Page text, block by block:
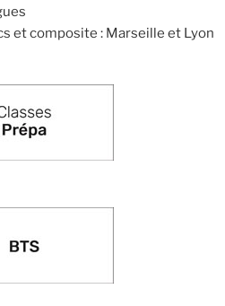
et composite : Marseille et Lyon